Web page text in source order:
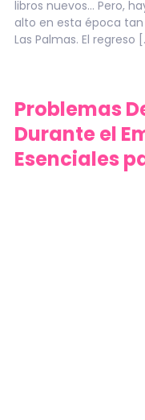
libros nuevos… Pero,
alto en esta época
Las Palmas. El regreso
Problemas
Durante el
Esenciales